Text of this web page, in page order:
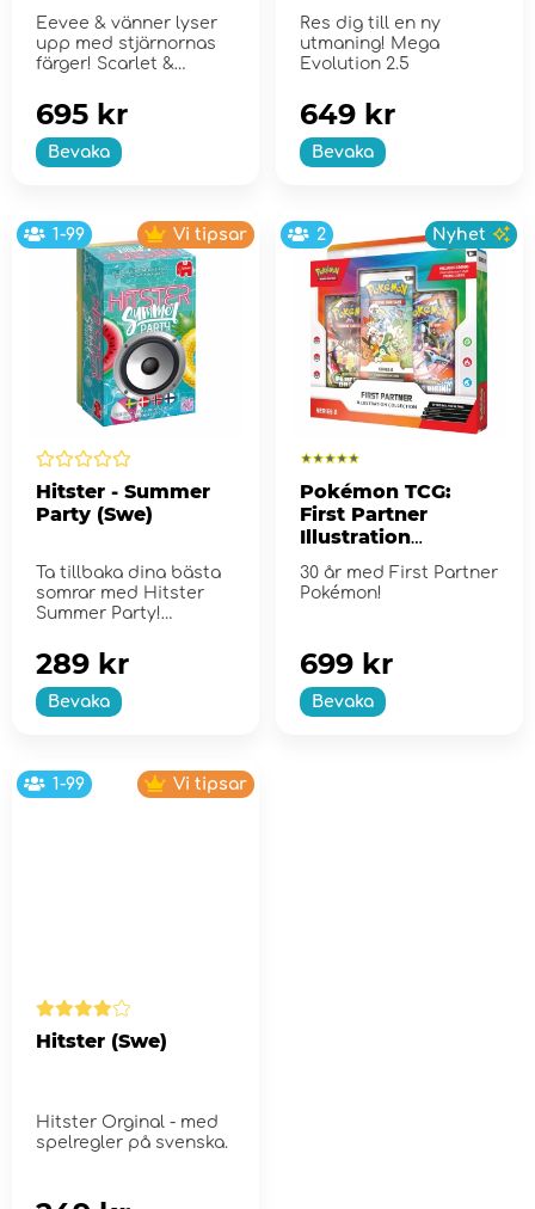
Eevee & vänner lyser
upp med stjärnornas
färger! Scarlet &
Bevaka
695 kr
Res dig till en ny
utmaning! Mega
Evolution 2.5
Bevaka
649 kr
1-99 Vi tipsar
Hitster - Summer
Party (Swe)
Ta tillbaka dina bästa
somrar med Hitster
Summer Party!
Bevaka
289 kr
2 Nyhet
Pokémon TCG:
First Partner
Illustration
Collection - Series
2
30 år med First Partner
Pokémon!
Bevaka
699 kr
1-99 Vi tipsar
Hitster (Swe)
Hitster Orginal - med
spelregler på svenska.